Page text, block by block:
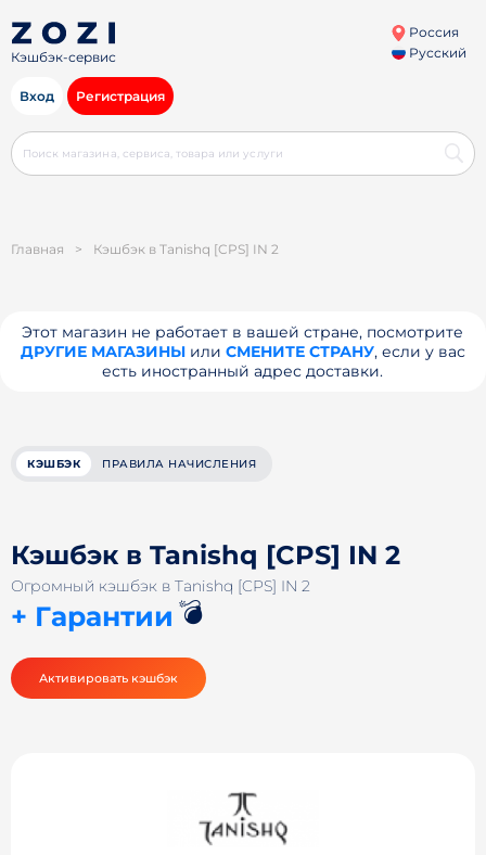
Кэшбэк-сервис
Россия
Русский
Вход Регистрация
Главная > Кэшбэк в Tanishq [CPS] IN 2
Этот магазин не работает в вашей стране, посмотрите
ДРУГИЕ МАГАЗИНЫили СМЕНИТЕ СТРАНУ, если у вас
есть иностранный адрес доставки.
КЭШБЭК ПРАВИЛА НАЧИСЛЕНИЯ
Кэшбэк в Tanishq [CPS] IN 2
Огромный кэшбэк в Tanishq [CPS] IN 2
+ Гарантии 💣
Активировать кэшбэк